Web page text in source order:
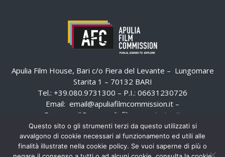
Apulia Film House, Bari c/o Fiera del Levante – Lungomare
Starita 1 – 70132 BARI
Tel.: +39.080.9731300 – P.I.: 06631230726
Email: email@apuliafilmcommission.it –
Pec:
email@pec.apuliafilmcommission.it
Questo sito o gli strumenti terzi da questo utilizzati si
avvalgono di cookie necessari al funzionamento ed utili alle
finalità illustrate nella cookie policy. Se vuoi saperne di più o